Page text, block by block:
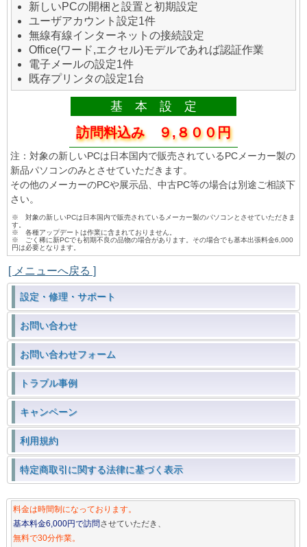
新しいPCの開梱と設置と初期設定
ユーザアカウント設定1件
無線有線インターネットの接続設定
Office(ワード,エクセル)モデルであれば認証作業
電子メールの設定1件
既存プリンタの設定1台
基 本 設 定
訪問料込み ９,８００円
注：対象の新しいPCは日本国内で販売されているPCメーカー製の
新品パソコンのみとさせていただきます。
その他のメーカーのPCや展示品、中古PC等の場合は別途ご相談下
さい。
※ 対象の新しいPCは日本国内で販売されているメーカー製のパソコンとさせていただきま
す。
※ 各種アップデートは作業に含まれておりません。
※ ごく稀に新PCでも初期不良の品物の場合があります。その場合でも基本出張料金6,000
円は必要となります。
[ メニューへ戻る ]
設定・修理・サポート
お問い合わせ
お問い合わせフォーム
トラブル事例
キャンペーン
利用規約
特定商取引に関する法律に基づく表示
料金は時間制になっております。
基本料金6,000円で訪問させていただき、
無料で30分作業。